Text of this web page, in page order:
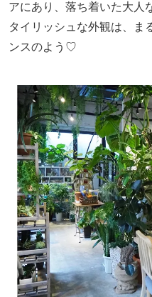
アにあり、落ち着いた大人
タイリッシュな外観は、ま
ンスのよう♡